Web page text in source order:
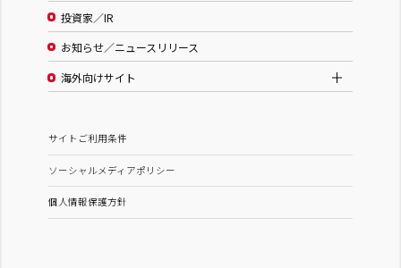
投資家／IR
お知らせ／ニュースリリース
海外向けサイト
サイトご利用条件
ソーシャルメディアポリシー
個人情報保護方針